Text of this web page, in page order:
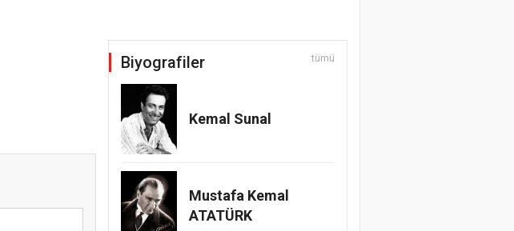
Biyografiler tümü
Kemal Sunal
Mustafa Kemal
ATATÜRK